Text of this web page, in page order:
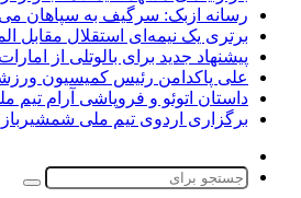
رسانه ازبک: سرگیف به سپاهان
برتری یک نیمه‌ای استقلال مقابل
پیشنهاد جدید برای بالوتلی از امارات
علی پاکدامن رئیس کمیسیون
داستان اتوئو و فروپاشی آرام تیم
برگزاری اردوی تیم ملی
پوسته